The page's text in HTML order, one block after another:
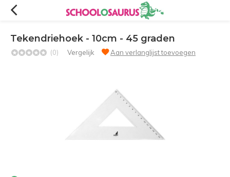
Tekendriehoek - 10cm - 45 graden
(0) Vergelijk Aan verlanglijst toevoegen